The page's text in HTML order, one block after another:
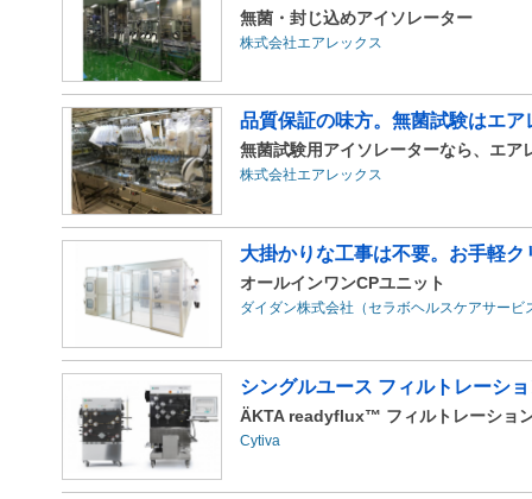
無菌・封じ込めアイソレーター
株式会社エアレックス
品質保証の味方。無菌試験はエ
無菌試験用アイソレーターなら、エア
株式会社エアレックス
大掛かりな工事は不要。お手軽
オールインワンCPユニット
ダイダン株式会社（セラボヘルスケアサービ
シングルユース フィルトレーシ
ÄKTA readyflux™ フィルトレーショ
Cytiva